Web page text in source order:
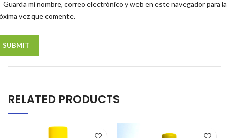
Guarda mi nombre, correo electrónico y web en este navegador para la
vez que comente.
RELATED PRODUCTS